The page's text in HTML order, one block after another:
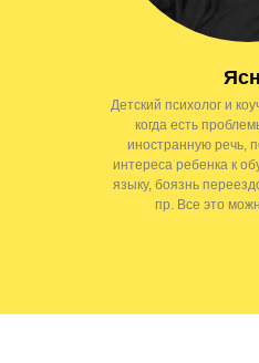
Детский психолог и
когда есть
иностранную речь,
интереса ребенка к
языку, боязнь
пр. Все это